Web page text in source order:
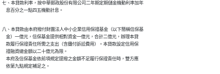
七、本貸款利率，按中華郵政股份有限公司二年期定期儲金機動利率加年
    息百分之一點四五機動計息。
八、本貸款由本府撥付財團法人中小企業信用保證基金（以下簡稱信保基
    金）一億元，信保基金提供相對資金一億元，合計二億元，辦理本貸
    款履行保證責任所需之支出（含攤付訴訟費用）。本貸款設定信用保
    證融資總金額以二十億元為限。
    本府及信保基金依前項規定提撥之金額不足履行保證責任時，雙方應
    依第九點規定補足之。